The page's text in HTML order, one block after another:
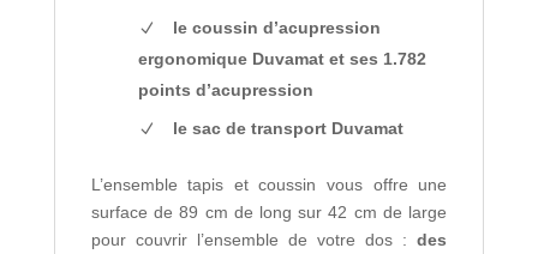
le coussin d’acupression
ergonomique Duvamat et ses 1.782
points d’acupression
le sac de transport Duvamat
L’ensemble tapis et coussin vous offre une
surface de 89 cm de long sur 42 cm de large
pour couvrir l’ensemble de votre dos :des